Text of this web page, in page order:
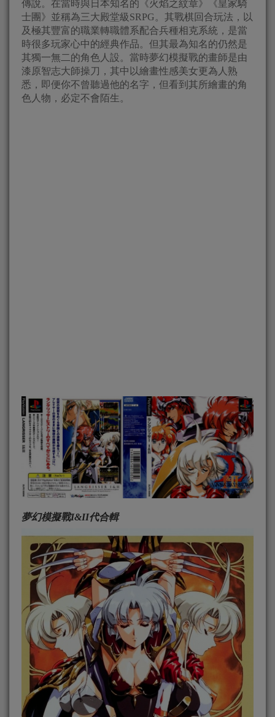
傳說。在當時與日本知名的《火焰之紋章》《皇家騎
士團》並稱為三大殿堂級SRPG。其戰棋回合玩法，以
及極其豐富的職業轉職體系配合兵種相克系統，是當
時很多玩家心中的經典作品。但其最為知名的仍然是
其獨一無二的角色人設。當時夢幻模擬戰的畫師是由
漆原智志大師操刀，其中以繪畫性感美女更為人熟
悉，即便你不曾聽過他的名字，但看到其所繪畫的角
色人物，必定不會陌生。
夢幻模擬戰I&II代合輯